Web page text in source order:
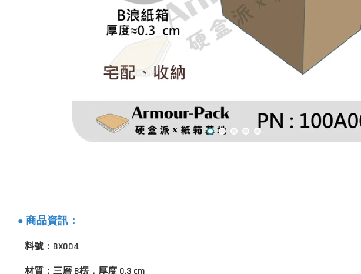
● 商品資訊：
料號：BX004
材質：三層 B楞，厚度 0.3 cm